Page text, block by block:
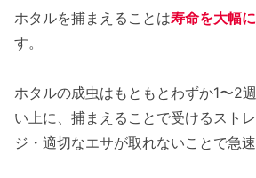
ホタルを捕まえることは寿命を大幅
す。
ホタルの成虫はもともとわずか1〜2
い上に、捕まえることで受けるスト
ジ・適切なエサが取れないことで急